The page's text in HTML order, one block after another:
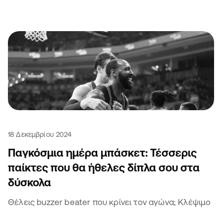
18 Δεκεμβρίου 2024
Παγκόσμια ημέρα μπάσκετ: Τέσσερις
παίκτες που θα ήθελες δίπλα σου στα
δύσκολα
Θέλεις buzzer beater που κρίνει τον αγώνα; Κλέψιμο